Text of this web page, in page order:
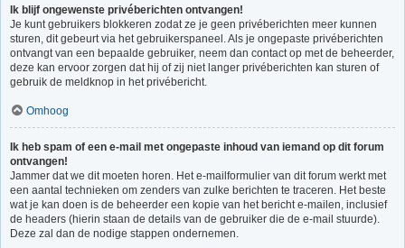
Ik blijf ongewenste privéberichten ontvangen!
Je kunt gebruikers blokkeren zodat ze je geen privéberichten meer kunnen
sturen, dit gebeurt via het gebruikerspaneel. Als je ongepaste privéberichten
ontvangt van een bepaalde gebruiker, neem dan contact op met de beheerder,
deze kan ervoor zorgen dat hij of zij niet langer privéberichten kan sturen of
gebruik de meldknop in het privébericht.
Omhoog
Ik heb spam of een e-mail met ongepaste inhoud van iemand op dit forum
ontvangen!
Jammer dat we dit moeten horen. Het e-mailformulier van dit forum werkt met
een aantal technieken om zenders van zulke berichten te traceren. Het beste
wat je kan doen is de beheerder een kopie van het bericht e-mailen, inclusief
de headers (hierin staan de details van de gebruiker die de e-mail stuurde).
Deze zal dan de nodige stappen ondernemen.